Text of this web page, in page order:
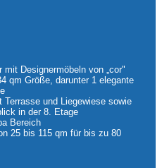
Designermöbeln von „cor"
qm Größe, darunter 1 elegante
und Liegewiese sowie
in der 8. Etage
Bereich
25 bis 115 qm für bis zu 80